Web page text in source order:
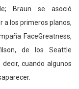
Braun se asoció
a los primeros planos,
FaceGreatness,
de los Seattle
cuando algunos